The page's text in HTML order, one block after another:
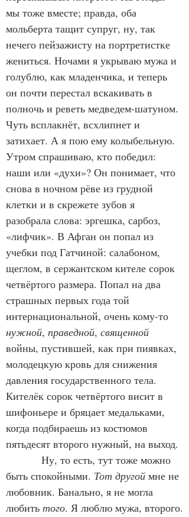
мы тоже вместе; правда, оба
мольберта тащит супруг, ну, так
нечего пейзажисту на портретистке
жениться. Ночами я укрываю мужа и
голублю, как младенчика, и теперь
он почти перестал вскакивать в
полночь и реветь медведем-шатуном.
Чуть всплакнёт, всхлипнет и
затихает. А я пою ему колыбельную.
Утром спрашиваю, кто победил:
наши или «духи»? Он понимает, что
снова в ночном рёве из грудной
клетки и в скрежете зубов я
разобрала слова: эргешка, сарбоз,
«лифчик». В Афган он попал из
учебки под Гатчиной: салабоном,
щеглом, в сержантском кителе сорок
четвёртого размера. Попал на два
страшных первых года той
интернациональной, очень кому-то
нужной, праведной, священной
войны, пустившей, как при пиявках,
молодецкую кровь для снижения
давления государственного тела.
Кителёк сорок четвёртого висит в
шифоньере и бряцает медальками,
когда подбираешь из костюмов
пятьдесят второго нужный, на выход.
быть спокойными. Тот другой мне не
любовник. Банально, я не могла
любить того. Я люблю мужа, второго.